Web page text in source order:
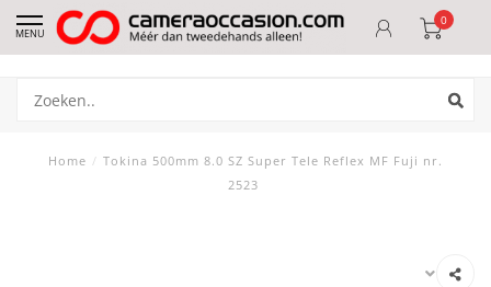
MENU
0
Home / Tokina 500mm 8.0 SZ Super Tele Reflex MF Fuji nr.
2523